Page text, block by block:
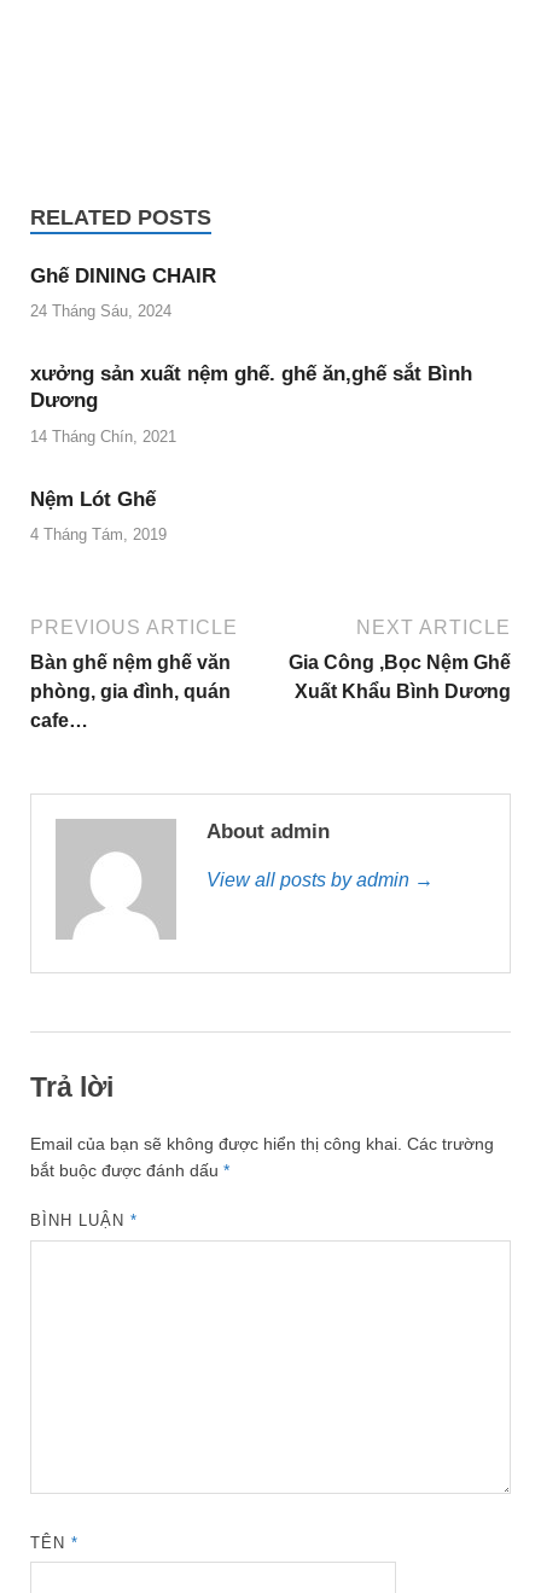
RELATED POSTS
Ghế DINING CHAIR
24 Tháng Sáu, 2024
xưởng sản xuất nệm ghế. ghế ăn,ghế sắt Bình
Dương
14 Tháng Chín, 2021
Nệm Lót Ghế
4 Tháng Tám, 2019
PREVIOUS ARTICLE
Bàn ghế nệm ghế văn
phòng, gia đình, quán
cafe…
NEXT ARTICLE
Gia Công ,Bọc Nệm Ghế
Xuất Khẩu Bình Dương
About admin
View all posts by admin →
Trả lời
Email của bạn sẽ không được hiển thị công khai. Các trường
bắt buộc được đánh dấu *
BÌNH LUẬN*
TÊN*